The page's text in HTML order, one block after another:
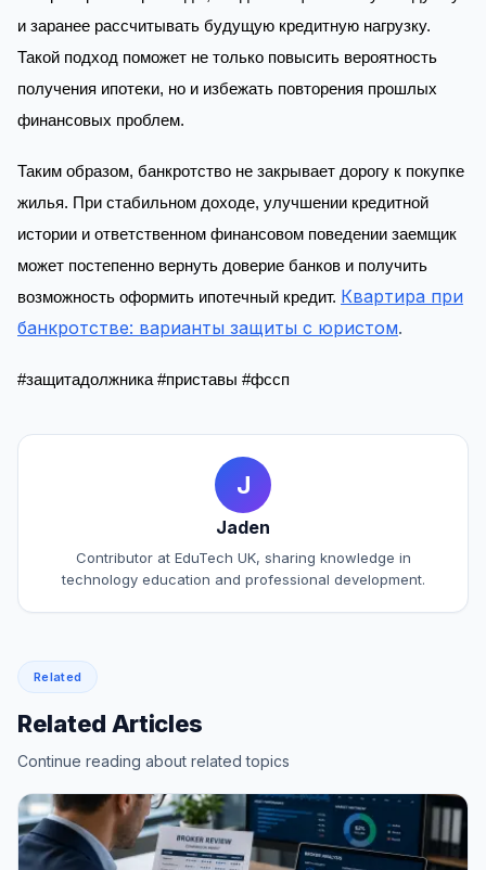
и заранее рассчитывать будущую кредитную нагрузку.
Такой подход поможет не только повысить вероятность
получения ипотеки, но и избежать повторения прошлых
финансовых проблем.
Таким образом, банкротство не закрывает дорогу к покупке
жилья. При стабильном доходе, улучшении кредитной
истории и ответственном финансовом поведении заемщик
может постепенно вернуть доверие банков и получить
возможность оформить ипотечный кредит. Квартира при
банкротстве: варианты защиты с юристом.
#защитадолжника #приставы #фссп
J
Jaden
Contributor at EduTech UK, sharing knowledge in
technology education and professional development.
Related
Related Articles
Continue reading about related topics